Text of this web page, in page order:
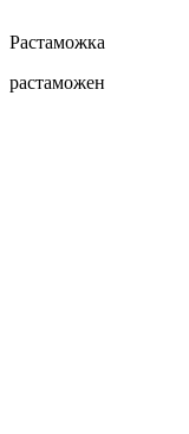
Растаможка
растаможен